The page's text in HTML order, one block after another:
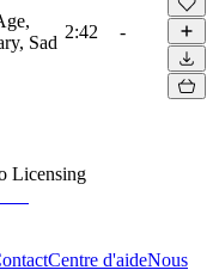
Sad
2:42 -
Licensing
Centre d'aideNous